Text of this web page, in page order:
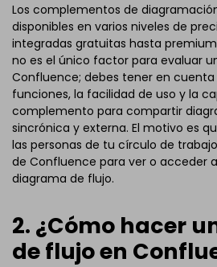
Los complementos de
disponibles en varios niveles de
integradas gratuitas hasta
no es el único factor para evaluar
Confluence; debes tener en cuenta
funciones, la facilidad de uso y la
complemento para compartir
sincrónica y externa. El motivo es
las personas de tu círculo de
de Confluence para ver o acceder
diagrama de flujo.
2. ¿Cómo hacer
de flujo en